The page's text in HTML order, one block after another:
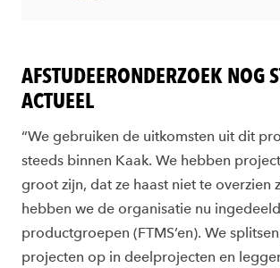
AFSTUDEERONDERZOEK NOG
ACTUEEL
“We gebruiken de uitkomsten uit dit
steeds binnen Kaak. We hebben
groot zijn, dat ze haast niet te overzien
hebben we de organisatie nu
productgroepen (FTMS’en). We
projecten op in deelprojecten en